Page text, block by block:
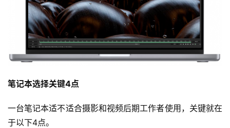
笔记本选择关键4点
一台笔记本适不适合摄影和视频后期工作者使用，关键就在
于以下4点。